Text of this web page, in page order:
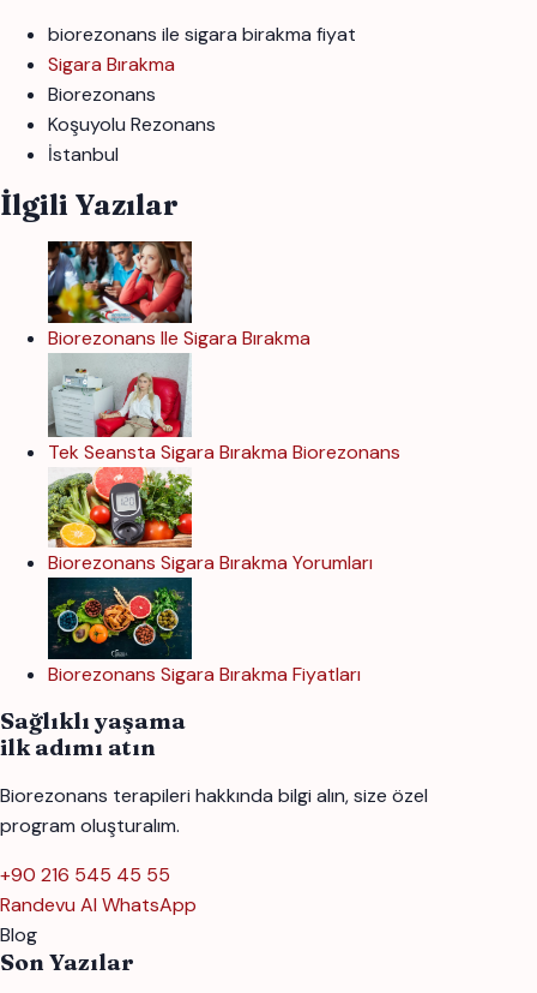
biorezonans ile sigara birakma fiyat
Sigara Bırakma
Biorezonans
Koşuyolu Rezonans
İstanbul
İlgili Yazılar
Biorezonans Ile Sigara Bırakma
Tek Seansta Sigara Bırakma Biorezonans
Biorezonans Sigara Bırakma Yorumları
Biorezonans Sigara Bırakma Fiyatları
Sağlıklı yaşama
ilk adımı atın
Biorezonans terapileri hakkında bilgi alın, size özel
program oluşturalım.
+90 216 545 45 55
Randevu Al WhatsApp
Blog
Son Yazılar